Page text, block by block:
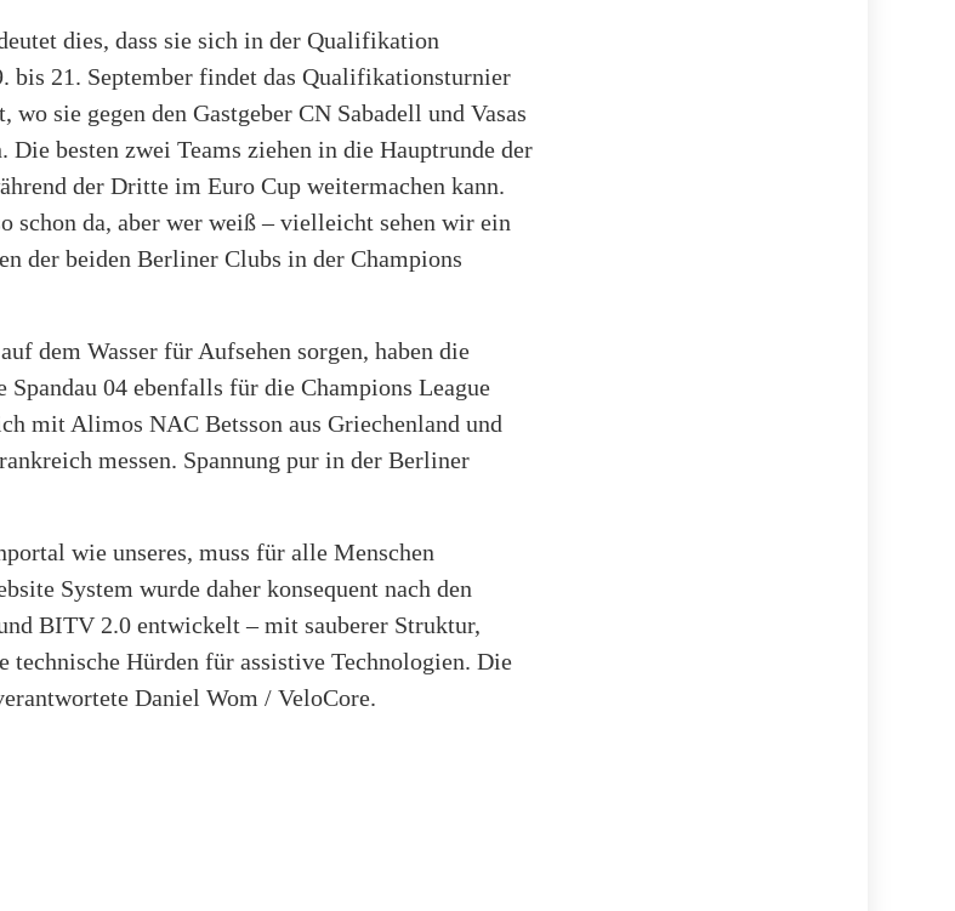
dies, dass sie sich in der Qualifikation
bis 21. September findet das Qualifikationsturnier
wo sie gegen den Gastgeber CN Sabadell und Vasas
Die besten zwei Teams ziehen in die Hauptrunde der
der Dritte im Euro Cup weitermachen kann.
schon da, aber wer weiß – vielleicht sehen wir ein
der beiden Berliner Clubs in der Champions
dem Wasser für Aufsehen sorgen, haben die
Spandau 04 ebenfalls für die Champions League
mit Alimos NAC Betsson aus Griechenland und
messen. Spannung pur in der Berliner
wie unseres, muss für alle Menschen
System wurde daher konsequent nach den
BITV 2.0 entwickelt – mit sauberer Struktur,
technische Hürden für assistive Technologien. Die
Daniel Wom / VeloCore.